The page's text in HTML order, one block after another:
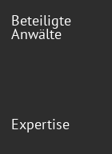
Beteiligte
Anwälte
Expertise